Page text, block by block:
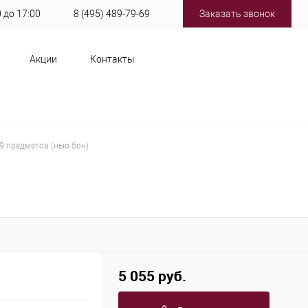
до 17:00 8 (495) 489-79-69 Заказать звонок
Акции Контакты
предметов (нью бон)
5 055 руб.